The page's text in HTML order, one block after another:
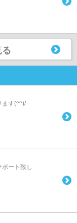
ます(^^)/
ート致し